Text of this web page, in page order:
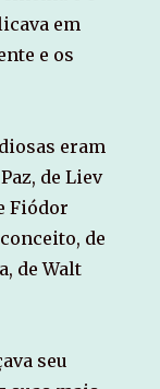
em
e os
eram
de Liev
Fiódor
de
de Walt
seu